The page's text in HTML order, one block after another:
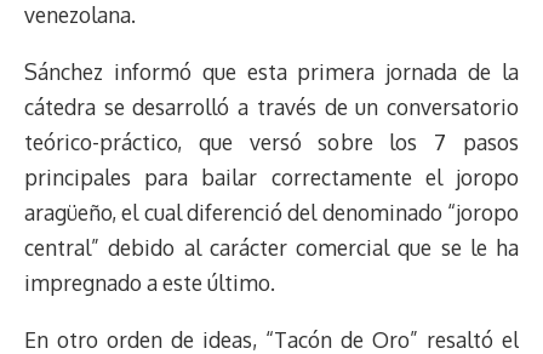
venezolana.
Sánchez informó que esta primera jornada de la
cátedra se desarrolló a través de un conversatorio
teórico-práctico, que versó sobre los 7 pasos
principales para bailar correctamente el joropo
aragüeño, el cual diferenció del denominado “joropo
central” debido al carácter comercial que se le ha
impregnado a este último.
En otro orden de ideas, “Tacón de Oro” resaltó el